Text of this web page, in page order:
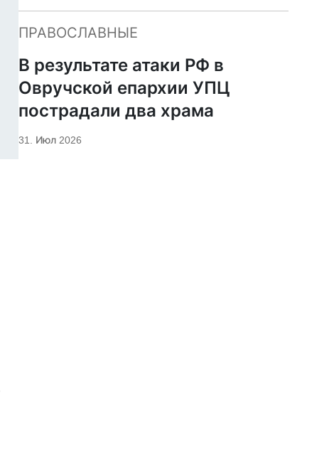
ПРАВОСЛАВНЫЕ
В результате атаки РФ в
Овручской епархии УПЦ
пострадали два храма
31. Июл 2026